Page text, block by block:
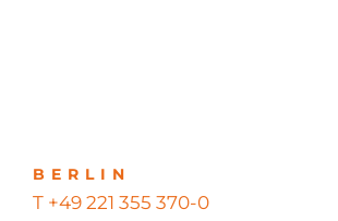
BERLIN
T +49 221 355 370-0